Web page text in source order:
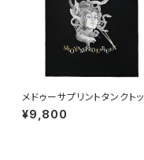
メドゥーサプリントタンクトッ
プ BLACK
¥9,800